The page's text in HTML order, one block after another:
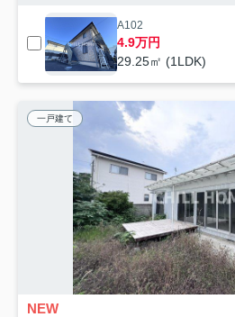
A102
4.9万円
29.25㎡ (1LDK)
一戸建て
NEW